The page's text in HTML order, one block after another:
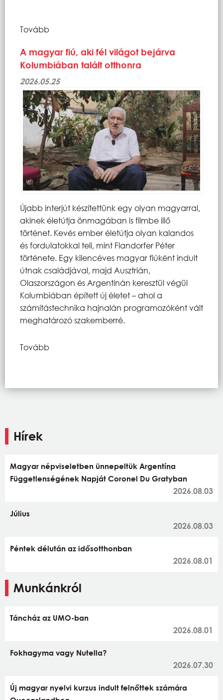
Tovább
A magyar fiú, aki fél világot bejárva
Kolumbiában talált otthonra
2026.05.25
Újabb interjút készítettünk egy olyan magyarral,
akinek életútja önmagában is filmbe illő
történet. Kevés ember életútja olyan kalandos
és fordulatokkal teli, mint Flandorfer Péter
története. Egy kilencéves magyar fiúként indult
útnak családjával, majd Ausztrián,
Olaszországon és Argentínán keresztül végül
Kolumbiában épített új életet – ahol a
számítástechnika hajnalán programozóként vált
meghatározó szakemberré.
Tovább
Hírek
Magyar népviseletben ünnepeltük Argentína
Függetlenségének Napját Coronel Du Gratyban
2026.08.03
Július
2026.08.03
Péntek délután az idősotthonban
2026.08.01
Munkánkról
Táncház az UMO-ban
2026.08.01
Fokhagyma vagy Nutella?
2026.07.30
Új magyar nyelvi kurzus indult felnőttek számára